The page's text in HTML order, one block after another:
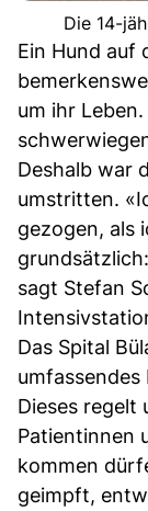
Die 14-
Ein Hund auf
um ihr
Deshalb war
umstritten.
gezogen, als
sagt Stefan
Das Spital
Dieses regelt
Patientinnen
kommen
geimpft,